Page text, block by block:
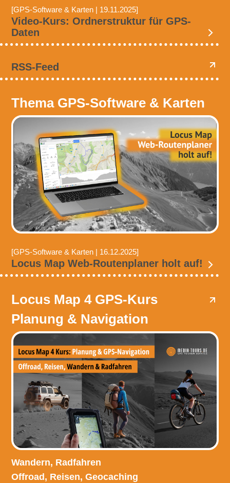
[GPS-Software & Karten | 19.11.2025]
Video-Kurs: Ordnerstruktur für GPS-
Daten
RSS-Feed
Thema GPS-Software & Karten
[GPS-Software & Karten | 16.12.2025]
Locus Map Web-Routenplaner holt auf!
Locus Map 4 GPS-Kurs
Planung & Navigation
Wandern, Radfahren
Offroad, Reisen, Geocaching